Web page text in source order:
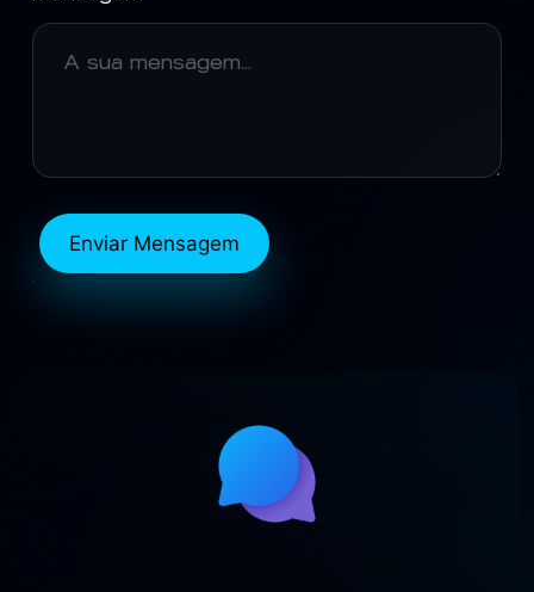
Enviar Mensagem